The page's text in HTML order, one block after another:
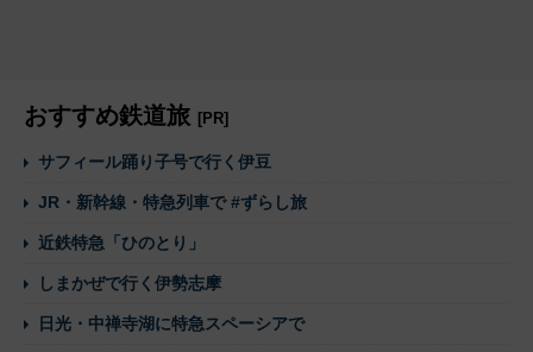
おすすめ鉄道旅 [PR]
サフィール踊り子号で行く伊豆
JR・新幹線・特急列車で #ずらし旅
近鉄特急「ひのとり」
しまかぜで行く伊勢志摩
日光・中禅寺湖に特急スペーシアで